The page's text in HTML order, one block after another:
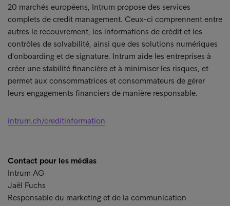
20 marchés européens, Intrum propose des services
complets de credit management. Ceux-ci comprennent entre
autres le recouvrement, les informations de crédit et les
contrôles de solvabilité, ainsi que des solutions numériques
d'onboarding et de signature. Intrum aide les entreprises à
créer une stabilité financière et à minimiser les risques, et
permet aux consommatrices et consommateurs de gérer
leurs engagements financiers de manière responsable.
intrum.ch/creditinformation
Contact pour les médias
Intrum AG
Jaël Fuchs
Responsable du marketing et de la communication